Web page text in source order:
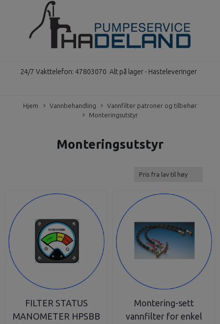
24/7 Vakttelefon: 47803070 Alt på lager - Hasteleveringer
Hjem Vannbehandling
Vannfilter patroner og tilbehør
Monteringsutstyr
Monteringsutstyr
FILTER STATUS
MANOMETER HPSBB
Montering-sett
vannfilter for enkel